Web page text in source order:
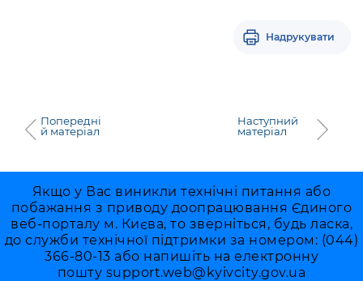
Надрукувати
Попередні
й матеріал
Наступний
матеріал
Якщо у Вас виникли технічні питання або
побажання з приводу доопрацювання Єдиного
веб-порталу м. Києва, то зверніться, будь ласка,
до служби технічної підтримки за номером: (044)
366-80-13 або напишіть на електронну
пошту support.web@kyivcity.gov.ua